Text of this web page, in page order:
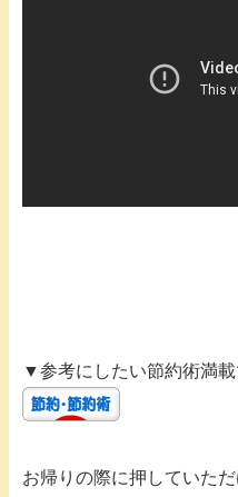
▼参考にしたい節約術満
お帰りの際に押していた